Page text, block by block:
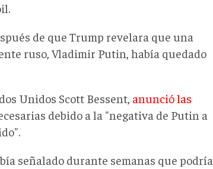
de que Trump revelara que una
ruso, Vladimir Putin, había quedado
Unidos Scott Bessent, anunció las
debido a la "negativa de Putin a
señalado durante semanas que podría